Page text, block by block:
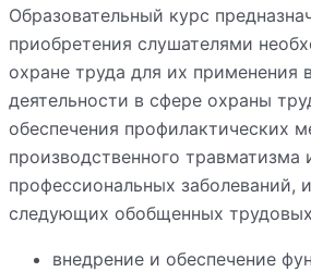
Образовательный курс
приобретения слушателями
охране труда для их применения
деятельности в сфере охраны
обеспечения профилактических
производственного травматизма
профессиональных заболеваний,
следующих обобщенных
внедрение и обеспечение